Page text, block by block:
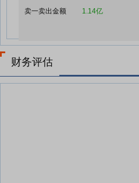
卖一卖出金额
1.14亿
财务评估